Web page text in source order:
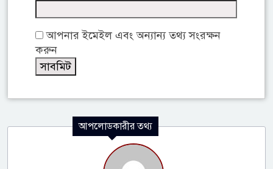
আপনার ইমেইল এবং অন্যান্য তথ্য সংরক্ষন
করুন
আপলোডকারীর তথ্য